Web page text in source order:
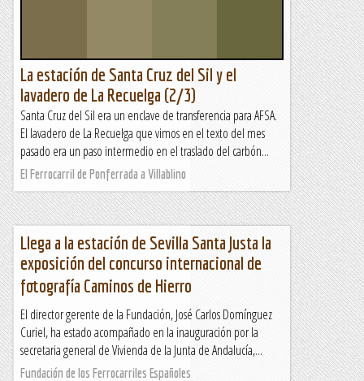
La estación de Santa Cruz del Sil y el
lavadero de La Recuelga (2/3)
Santa Cruz del Sil era un enclave de transferencia para AFSA.
El lavadero de La Recuelga que vimos en el texto del mes
pasado era un paso intermedio en el traslado del carbón...
El Ferrocarril de Ponferrada a Villablino
Llega a la estación de Sevilla Santa Justa la
exposición del concurso internacional de
fotografía Caminos de Hierro
El director gerente de la Fundación, José Carlos Domínguez
Curiel, ha estado acompañado en la inauguración por la
secretaria general de Vivienda de la Junta de Andalucía,...
Fundación de los Ferrocarriles Españoles